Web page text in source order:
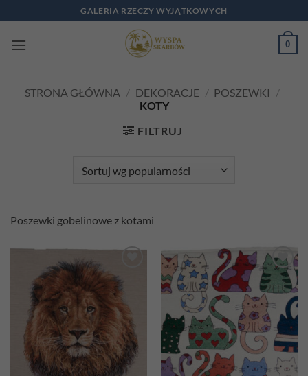
do
zawartości
GALERIA RZECZY WYJĄTKOWYCH
0
STRONA GŁÓWNA / DEKORACJE / POSZEWKI /
KOTY
FILTRUJ
Poszewki gobelinowe z kotami
Add to
Add to
wishlist